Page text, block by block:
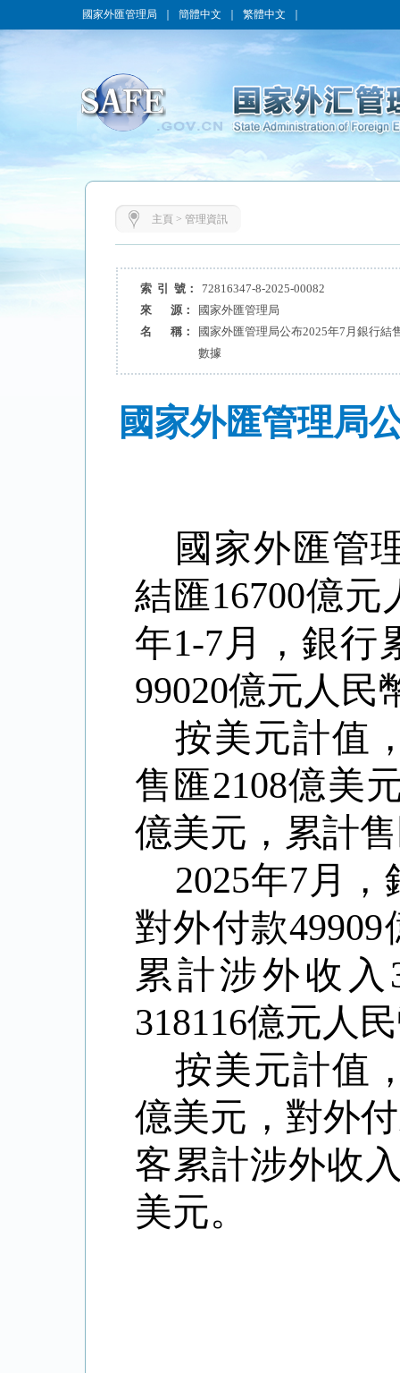
國家外匯管理局 簡體中文 繁體中文
主頁 > 管理資訊
索 引 號：
72816347-8-2025-00082
來 源：
國家外匯管理局
名 稱：
國家外匯管理局公布2025年7月銀行結
數據
國家外匯管理局
國家外匯管
結匯16700億元
年1-7 月，銀行
99020億元人民
按美元計值
售匯2108億美
億美元，累計
2025年7 月
對外付款49909
累計涉外收入
318116億元人
按美元計值
億美元，對外
客累計涉外收
美元。